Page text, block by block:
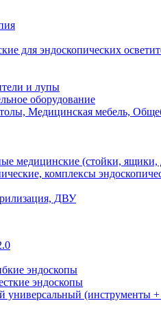
для эндоскопических
и лупы
оборудование
Медицинская мебель,
медицинские (стойки,
комплексы
ДВУ
эндоскопы
эндоскопы
универсальный (инструменты